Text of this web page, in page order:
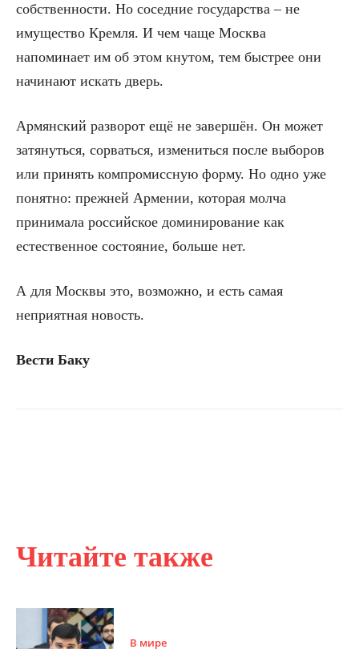
Читайте также
В мире
собственности. Но соседние государства – не
имущество Кремля. И чем чаще Москва
напоминает им об этом кнутом, тем быстрее они
начинают искать дверь.
Армянский разворот ещё не завершён. Он может
затянуться, сорваться, измениться после выборов
или принять компромиссную форму. Но одно уже
понятно: прежней Армении, которая молча
принимала российское доминирование как
естественное состояние, больше нет.
А для Москвы это, возможно, и есть самая
неприятная новость.
Вести Баку